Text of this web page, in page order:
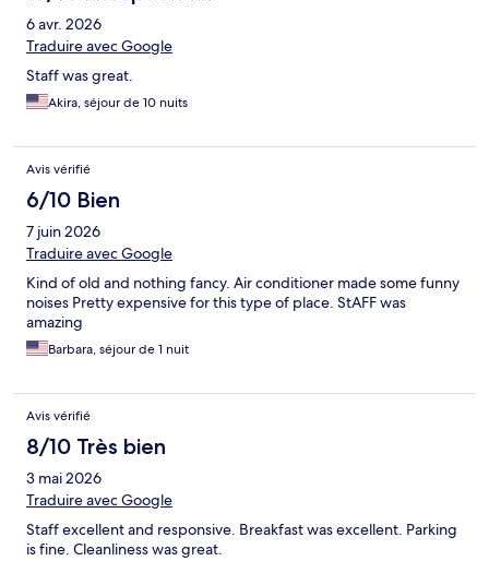
6 avr. 2026
Traduire avec Google
Staff was great.
Akira, séjour de 10 nuits
Avis vérifié
6/10 Bien
7 juin 2026
Traduire avec Google
Kind of old and nothing fancy. Air conditioner made some funny
noises Pretty expensive for this type of place. StAFF was
amazing
Barbara, séjour de 1 nuit
Avis vérifié
8/10 Très bien
3 mai 2026
Traduire avec Google
Staff excellent and responsive. Breakfast was excellent. Parking
is fine. Cleanliness was great.